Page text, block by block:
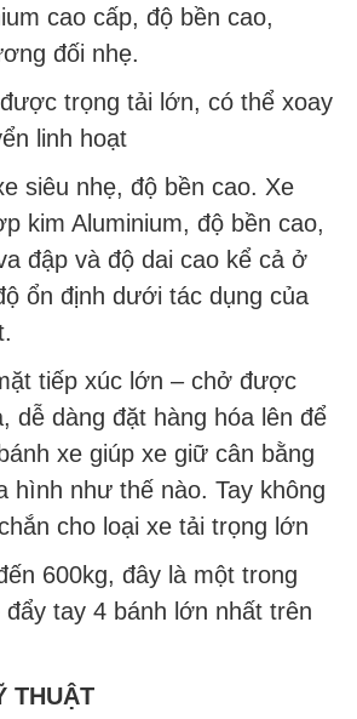
cao cấp, độ bền cao,
đối nhẹ.
trọng tải lớn, có thể xoay
linh hoạt
siêu nhẹ, độ bền cao. Xe
kim Aluminium, độ bền cao,
đập và độ dai cao kể cả ở
ổn định dưới tác dụng của
tiếp xúc lớn – chở được
dễ dàng đặt hàng hóa lên để
xe giúp xe giữ cân bằng
hình như thế nào. Tay không
cho loại xe tải trọng lớn
600kg, đây là một trong
tay 4 bánh lớn nhất trên
THUẬT